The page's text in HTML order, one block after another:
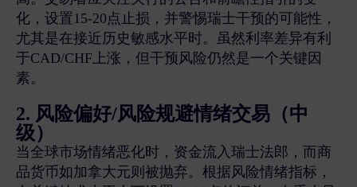
化，设置15-20点止损，并警惕瑞士干预的可能性，
尤其是在接近历史敏感水平时。虽然利率差异有利
于CAD/CHF上涨，但干预风险仍然是一个关键因
素。
2. 风险偏好/风险规避情绪交易（中
级）
当全球市场情绪恶化时，资金流入瑞士法郎，而商
品货币如加拿大元则被抛弃。根据风险情绪指标，